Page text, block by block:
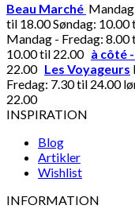
Beau Marché
til 18.00 Søndag: 10.00
Mandag - Fredag: 8.00
10.00 til 22.00 à côté
22.00 Les Voyageurs
Fredag: 7.30 til 24.00
22.00
INSPIRATION
Blog
Artikler
Wishlist
INFORMATION